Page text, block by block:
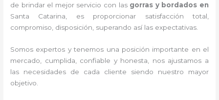
de brindar el mejor servicio con las gorras y bordados en
Santa Catarina, es proporcionar satisfacción total,
compromiso, disposición, superando así las expectativas.
Somos expertos y tenemos una posición importante en el
mercado, cumplida, confiable y honesta, nos ajustamos a
las necesidades de cada cliente siendo nuestro mayor
objetivo.